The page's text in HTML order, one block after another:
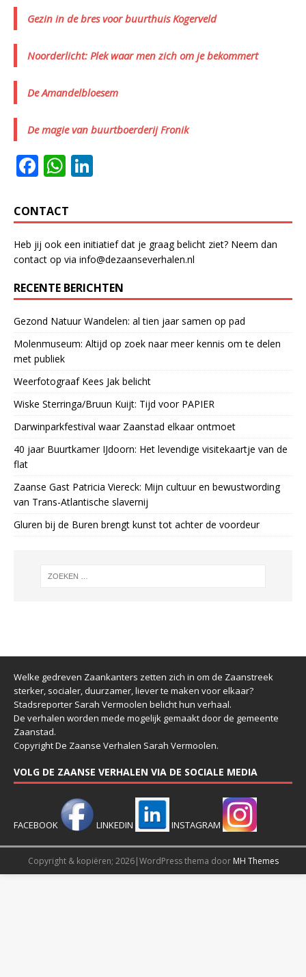
Gezin in de bres voor buurthuis Kogerveld
Noorderlicht: Plek waar men zich om je bekommert
De Amandelbloesem
De magie van buurtboerderij Fronik
F
c
e
b
o
k
W
at
s
A
p
e
dI
CONTACT
Heb jij ook een initiatief dat je graag belicht ziet? Neem dan
contact op via info@dezaanseverhalen.nl
RECENTE BERICHTEN
Gezond Natuur Wandelen: al tien jaar samen op pad
Molenmuseum: Altijd op zoek naar meer kennis om te delen
met publiek
Weerfotograaf Kees Jak belicht
Wiske Sterringa/Bruun Kuijt: Tijd voor PAPIER
Darwinparkfestival waar Zaanstad elkaar ontmoet
40 jaar Buurtkamer IJdoorn: Het levendige visitekaartje van de
flat
Zaanse Gast Patricia Viereck: Mijn cultuur en bewustwording
van Trans-Atlantische slavernij
Gluren bij de Buren brengt kunst tot achter de voordeur
Welke gedreven Zaankanters zetten zich in om de Zaanstreek
sterker, socialer, duurzamer, liever te maken voor elkaar?
Stadsreporter Sarah Vermoolen belicht hun verhaal.
De verhalen worden mede mogelijk gemaakt door de gemeente
Zaanstad.
Copyright De Zaanse Verhalen Sarah Vermoolen.
VOLG DE ZAANSE VERHALEN VIA DE SOCIALE MEDIA
FACEBOOK LINKEDIN INSTAGRAM
Copyright & kopiëren; 2026|WordPress thema door MH Themes